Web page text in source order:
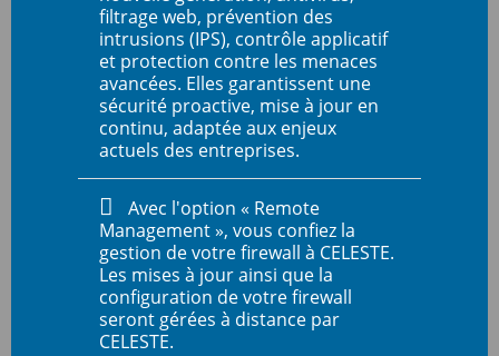
filtrage web, prévention des
intrusions (IPS), contrôle applicatif
et protection contre les menaces
avancées. Elles garantissent une
sécurité proactive, mise à jour en
continu, adaptée aux enjeux
actuels des entreprises.
Avec l'option « Remote
Management », vous confiez la
gestion de votre firewall à CELESTE.
Les mises à jour ainsi que la
configuration de votre firewall
seront gérées à distance par
CELESTE.